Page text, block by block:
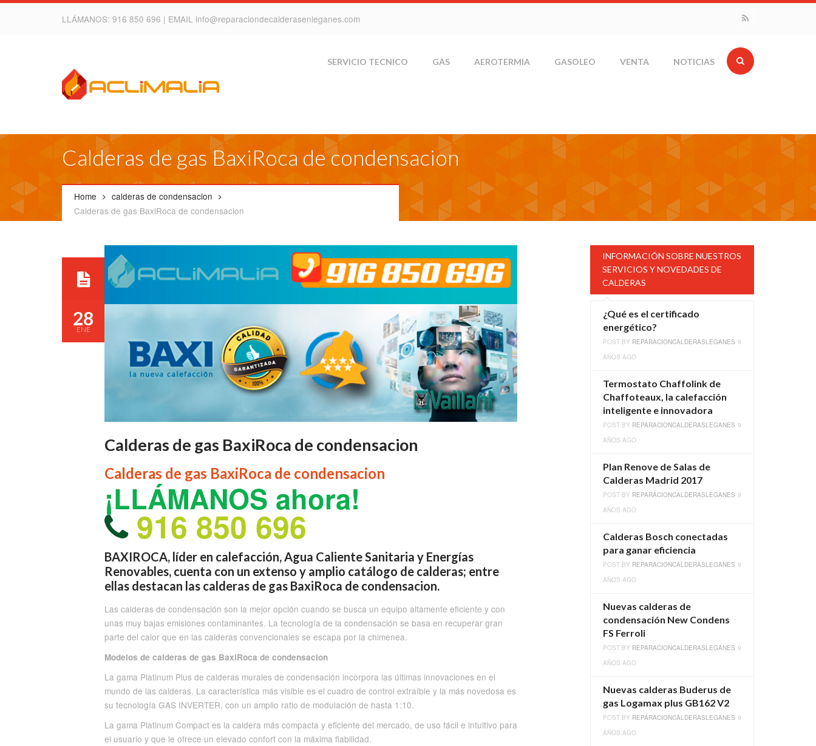
LLÁMANOS: 916 850 696 | EMAIL info@reparaciondecalderasenleganes.com
SERVICIO TECNICO GAS AEROTERMIA GASOLEO VENTA NOTICIAS
Calderas de gas BaxiRoca de condensacion
Home
calderas de condensacion
Calderas de gas BaxiRoca de condensacion
28
ENE
Calderas de gas BaxiRoca de condensacion
Calderas de gas BaxiRoca de condensacion
¡LLÁMANOS ahora!
916 850 696
BAXIROCA, líder en calefacción, Agua Caliente Sanitaria y Energías
Renovables, cuenta con un extenso y amplio catálogo de calderas; entre
ellas destacan las calderas de gas BaxiRoca de condensacion.
Las calderas de condensación son la mejor opción cuando se busca un equipo altamente eficiente y con
unas muy bajas emisiones contaminantes. La tecnología de la condensación se basa en recuperar gran
parte del calor que en las calderas convencionales se escapa por la chimenea.
Modelos de calderas de gas BaxiRoca de condensacion
La gama Platinum Plus de calderas murales de condensación incorpora las últimas innovaciones en el
mundo de las calderas. La característica más visible es el cuadro de control extraíble y la más novedosa es
su tecnología GAS INVERTER, con un amplio ratio de modulación de hasta 1:10.
La gama Platinum Compact es la caldera más compacta y eficiente del mercado, de uso fácil e intuitivo para
el usuario y que le ofrece un elevado confort con la máxima fiabilidad.
INFORMACIÓN SOBRE NUESTROS
SERVICIOS Y NOVEDADES DE
CALDERAS
¿Qué es el certificado
energético?
POST BY REPARACIONCALDERASLEGANES 9
AÑOS AGO
Termostato Chaffolink de
Chaffoteaux, la calefacción
inteligente e innovadora
POST BY REPARACIONCALDERASLEGANES 9
AÑOS AGO
Plan Renove de Salas de
Calderas Madrid 2017
POST BY REPARACIONCALDERASLEGANES 9
AÑOS AGO
Calderas Bosch conectadas
para ganar eficiencia
POST BY REPARACIONCALDERASLEGANES 9
AÑOS AGO
Nuevas calderas de
condensación New Condens
FS Ferroli
POST BY REPARACIONCALDERASLEGANES 9
AÑOS AGO
Nuevas calderas Buderus de
gas Logamax plus GB162 V2
POST BY REPARACIONCALDERASLEGANES 9
AÑOS AGO